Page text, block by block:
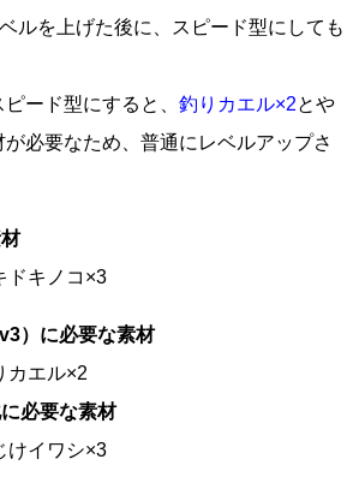
ルを上げた後に、スピード型にしても
ード型にすると、 釣りカエル×2とや
必要なため、普通にレベルアップさ
ドキノコ×3
）に必要な素材
カエル×2
必要な素材
けイワシ×3